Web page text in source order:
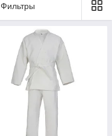
Фильтры